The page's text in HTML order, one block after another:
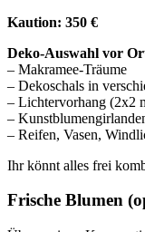
Kaution: 350 €
Deko-Auswahl vor
– Makramee-Träume
– Dekoschals in
– Lichtervorhang (2x2
–
– Reifen, Vasen,
Ihr könnt alles frei
Frische Blumen